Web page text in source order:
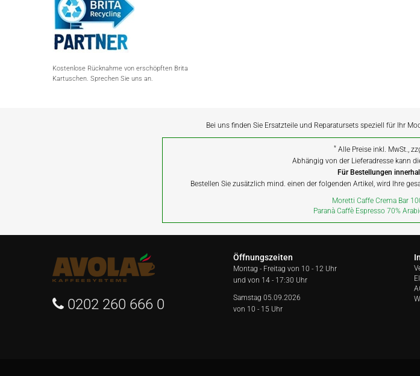
Kostenlose Rücknahme von erschöpften Brita
Kartuschen. Sprechen Sie uns an.
Bei uns finden Sie Ersatzteile und Reparatursets speziell für Ihr
* Alle Preise inkl. MwSt.,
Abhängig von der Lieferadresse kann
Für Bestellungen
Bestellen Sie zusätzlich mind. einen der folgenden Artikel, wird Ihre
Moretti Caffe Crema Bar
Paranà Caffè Espresso 70%
0202 260 666 0
Öffnungszeiten
Montag - Freitag von 10 - 12 Uhr
und von 14 - 17:30 Uhr
Samstag 05.09.2026
von 10 - 15 Uhr